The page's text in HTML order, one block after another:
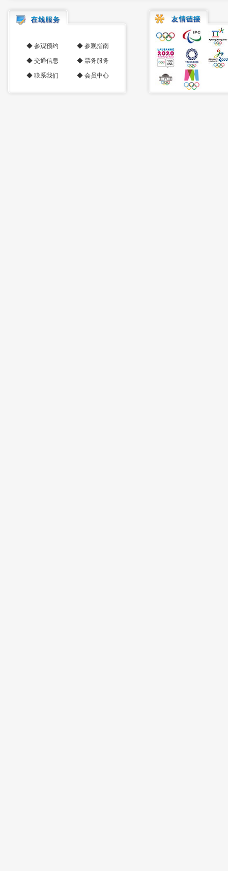
◆ 参观预约 ◆ 参观指南
◆ 交通信息 ◆ 票务服务
◆ 联系我们 ◆ 会员中心